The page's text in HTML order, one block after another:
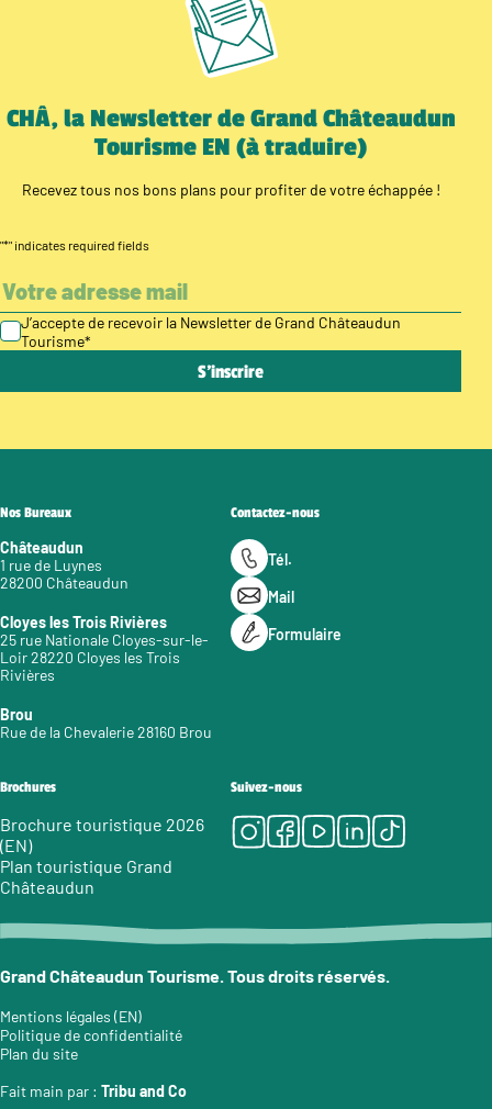
CHÂ, la Newsletter de Grand Châteaudun
Tourisme EN (à traduire)
Recevez tous nos bons plans pour profiter de votre échappée !
"*" indicates required fields
J’accepte de recevoir la Newsletter de Grand Châteaudun
Tourisme*
Nos Bureaux
Châteaudun
1 rue de Luynes
28200 Châteaudun
Cloyes les Trois Rivières
25 rue Nationale Cloyes-sur-le-
Loir 28220 Cloyes les Trois
Rivières
Brou
Rue de la Chevalerie 28160 Brou
Contactez-nous
Tél.
Mail
Formulaire
Brochures
Brochure touristique 2026
(EN)
Plan touristique Grand
Châteaudun
Suivez-nous
Instagram
Facebook
Youtube
LinkedIn
Tiktok
Grand Châteaudun Tourisme. Tous droits réservés.
Mentions légales (EN)
Politique de confidentialité
Plan du site
Fait main par : Tribu and Co